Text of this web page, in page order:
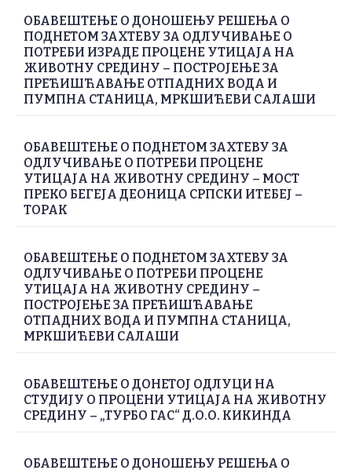
ОБАВЕШТЕЊЕ О ДОНОШЕЊУ РЕШЕЊА О
ПОДНЕТОМ ЗАХТЕВУ ЗА ОДЛУЧИВАЊЕ О
ПОТРЕБИ ИЗРАДЕ ПРОЦЕНЕ УТИЦАЈА НА
ЖИВОТНУ СРЕДИНУ – ПОСТРОЈЕЊЕ ЗА
ПРЕЋИШЋАВАЊЕ ОТПАДНИХ ВОДА И
ПУМПНА СТАНИЦА, МРКШИЋЕВИ САЛАШИ
ОБАВЕШТЕЊЕ О ПОДНЕТОМ ЗАХТЕВУ ЗА
ОДЛУЧИВАЊЕ О ПОТРЕБИ ПРОЦЕНЕ
УТИЦАЈА НА ЖИВОТНУ СРЕДИНУ – МОСТ
ПРЕКО БЕГЕЈА ДЕОНИЦА СРПСКИ ИТЕБЕЈ –
ТОРАК
ОБАВЕШТЕЊЕ О ПОДНЕТОМ ЗАХТЕВУ ЗА
ОДЛУЧИВАЊЕ О ПОТРЕБИ ПРОЦЕНЕ
УТИЦАЈА НА ЖИВОТНУ СРЕДИНУ –
ПОСТРОЈЕЊЕ ЗА ПРЕЋИШЋАВАЊЕ
ОТПАДНИХ ВОДА И ПУМПНА СТАНИЦА,
МРКШИЋЕВИ САЛАШИ
ОБАВЕШТЕЊЕ О ДОНЕТОЈ ОДЛУЦИ НА
СТУДИЈУ О ПРОЦЕНИ УТИЦАЈА НА ЖИВОТНУ
СРЕДИНУ – „ТУРБО ГАС“ Д.О.О. КИКИНДА
ОБАВЕШТЕЊЕ О ДОНОШЕЊУ РЕШЕЊА О